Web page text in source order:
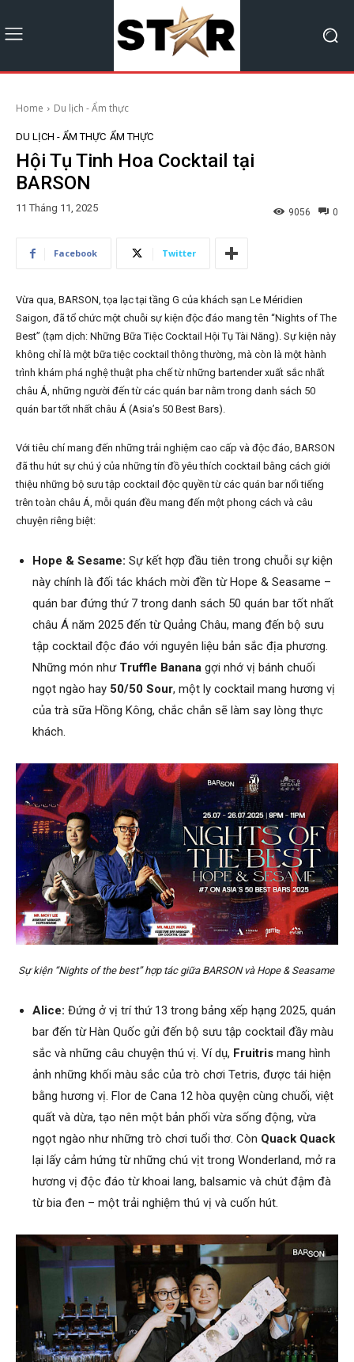
Home Du lịch - Ẩm thực
DU LỊCH - ẨM THỰC ẨM THỰC
Hội Tụ Tinh Hoa Cocktail tại
BARSON
11 Tháng 11, 2025 0
9056
Facebook Twitter
Vừa qua, BARSON, tọa lạc tại tầng G của khách sạn Le Méridien
Saigon, đã tổ chức một chuỗi sự kiện độc đáo mang tên “Nights of The
Best” (tạm dịch: Những Bữa Tiệc Cocktail Hội Tụ Tài Năng). Sự kiện này
không chỉ là một bữa tiệc cocktail thông thường, mà còn là một hành
trình khám phá nghệ thuật pha chế từ những bartender xuất sắc nhất
châu Á, những người đến từ các quán bar nằm trong danh sách 50
quán bar tốt nhất châu Á (Asia’s 50 Best Bars).
Với tiêu chí mang đến những trải nghiệm cao cấp và độc đáo, BARSON
đã thu hút sự chú ý của những tín đồ yêu thích cocktail bằng cách giới
thiệu những bộ sưu tập cocktail độc quyền từ các quán bar nổi tiếng
trên toàn châu Á, mỗi quán đều mang đến một phong cách và câu
chuyện riêng biệt:
Hope & Sesame: Sự kết hợp đầu tiên trong chuỗi sự kiện
này chính là đối tác khách mời đền từ Hope & Seasame –
quán bar đứng thứ 7 trong danh sách 50 quán bar tốt nhất
châu Á năm 2025 đến từ Quảng Châu, mang đến bộ sưu
tập cocktail độc đáo với nguyên liệu bản sắc địa phương.
Những món như Truffle Banana gợi nhớ vị bánh chuối
ngọt ngào hay 50/50 Sour, một ly cocktail mang hương vị
của trà sữa Hồng Kông, chắc chắn sẽ làm say lòng thực
khách.
Sự kiện “Nights of the best” hợp tác giữa BARSON và Hope & Seasame
Alice: Đứng ở vị trí thứ 13 trong bảng xếp hạng 2025, quán
bar đến từ Hàn Quốc gửi đến bộ sưu tập cocktail đầy màu
sắc và những câu chuyện thú vị. Ví dụ, Fruitris mang hình
ảnh những khối màu sắc của trò chơi Tetris, được tái hiện
bằng hương vị. Flor de Cana 12 hòa quyện cùng chuối, việt
quất và dừa, tạo nên một bản phối vừa sống động, vừa
ngọt ngào như những trò chơi tuổi thơ. Còn Quack Quack
lại lấy cảm hứng từ những chú vịt trong Wonderland, mở ra
hương vị độc đáo từ khoai lang, balsamic và chút đậm đà
từ bia đen – một trải nghiệm thú vị và cuốn hút.